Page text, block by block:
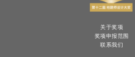
关于奖项
奖项申报范围
联系我们